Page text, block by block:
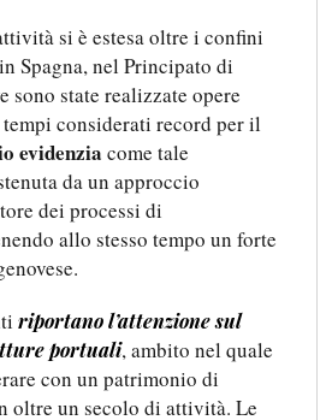
si è estesa oltre i confini
Spagna, nel Principato di
sono state realizzate opere
considerati record per il
evidenzia come tale
da un approccio
dei processi di
allo stesso tempo un forte
riportano l’attenzione sul
portuali, ambito nel quale
con un patrimonio di
oltre un secolo di attività. Le